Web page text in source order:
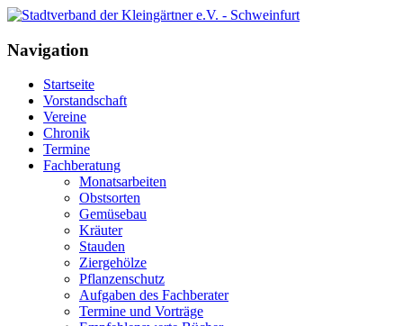
Navigation
Startseite
Vorstandschaft
Vereine
Chronik
Termine
Fachberatung
Monatsarbeiten
Obstsorten
Gemüsebau
Kräuter
Stauden
Ziergehölze
Pflanzenschutz
Aufgaben des Fachberater
Termine und Vorträge